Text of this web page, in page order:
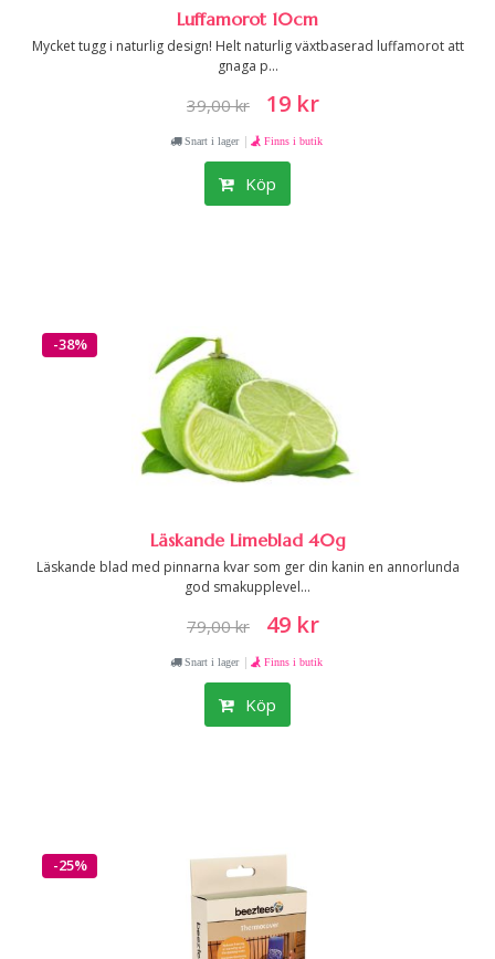
Luffamorot 10cm
Mycket tugg i naturlig design! Helt naturlig växtbaserad luffamorot att
gnaga p...
39,00 kr 19 kr
Snart i lager | Finns i butik
Köp
-38%
Läskande Limeblad 40g
Läskande blad med pinnarna kvar som ger din kanin en annorlunda
god smakupplevel...
79,00 kr 49 kr
Snart i lager | Finns i butik
Köp
-25%